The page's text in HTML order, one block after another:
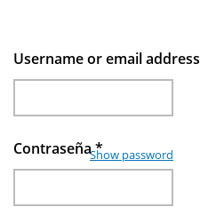
Username or email address
Contraseña*
Show password